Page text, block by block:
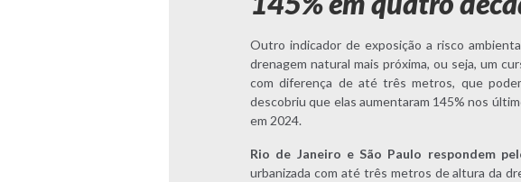
Outro indicador de exposição a risco
drenagem natural mais próxima, ou seja, um
com diferença de até três metros, que
descobriu que elas aumentaram 145% nos
em 2024.
Rio de Janeiro e São Paulo respondem
urbanizada com até três metros de altura da